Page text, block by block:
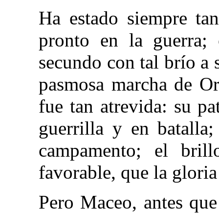
Ha estado siempre
pronto en la
secundo con tal brío a
pasmosa marcha de
fue tan atrevida: su
guerrilla y en
campamento; el
favorable, que la
Pero Maceo, antes